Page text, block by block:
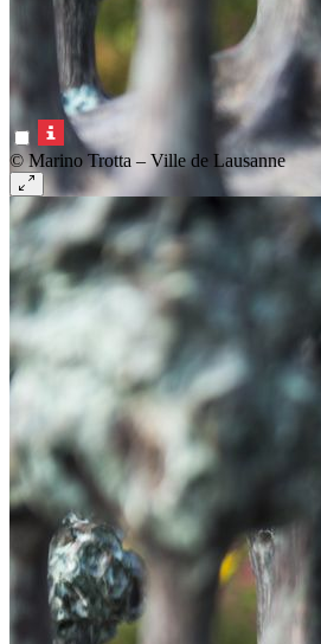
© Marino Trotta – Ville de Lausanne